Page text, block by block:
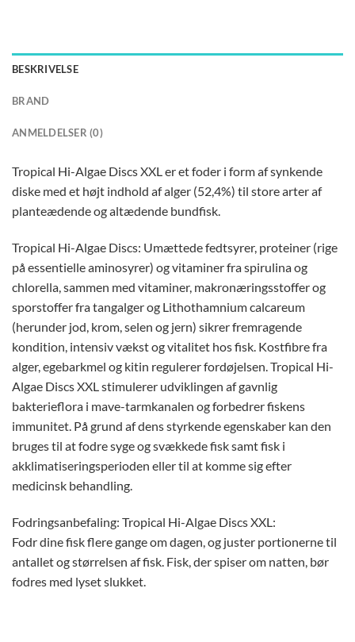
BESKRIVELSE
BRAND
ANMELDELSER (0)
Tropical Hi-Algae Discs XXL er et foder i form af synkende
diske med et højt indhold af alger (52,4%) til store arter af
planteædende og altædende bundfisk.
Tropical Hi-Algae Discs: Umættede fedtsyrer, proteiner (rige
på essentielle aminosyrer) og vitaminer fra spirulina og
chlorella, sammen med vitaminer, makronæringsstoffer og
sporstoffer fra tangalger og Lithothamnium calcareum
(herunder jod, krom, selen og jern) sikrer fremragende
kondition, intensiv vækst og vitalitet hos fisk. Kostfibre fra
alger, egebarkmel og kitin regulerer fordøjelsen. Tropical Hi-
Algae Discs XXL stimulerer udviklingen af ​​gavnlig
bakterieflora i mave-tarmkanalen og forbedrer fiskens
immunitet. På grund af dens styrkende egenskaber kan den
bruges til at fodre syge og svækkede fisk samt fisk i
akklimatiseringsperioden eller til at komme sig efter
medicinsk behandling.
Fodringsanbefaling: Tropical Hi-Algae Discs XXL:
Fodr dine fisk flere gange om dagen, og juster portionerne til
antallet og størrelsen af ​​fisk. Fisk, der spiser om natten, bør
fodres med lyset slukket.